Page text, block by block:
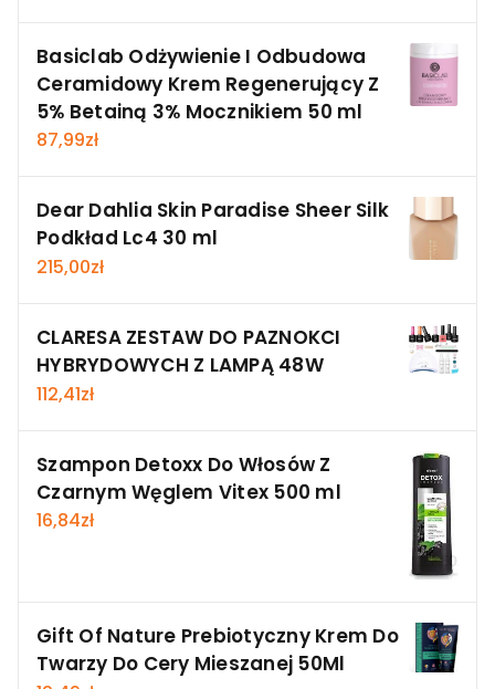
Basiclab Odżywienie I Odbudowa
Ceramidowy Krem Regenerujący Z
5% Betainą 3% Mocznikiem 50 ml
87,99zł
Dear Dahlia Skin Paradise Sheer Silk
Podkład Lc4 30 ml
215,00zł
CLARESA ZESTAW DO PAZNOKCI
HYBRYDOWYCH Z LAMPĄ 48W
112,41zł
Szampon Detoxx Do Włosów Z
Czarnym Węglem Vitex 500 ml
16,84zł
Gift Of Nature Prebiotyczny Krem Do
Twarzy Do Cery Mieszanej 50Ml